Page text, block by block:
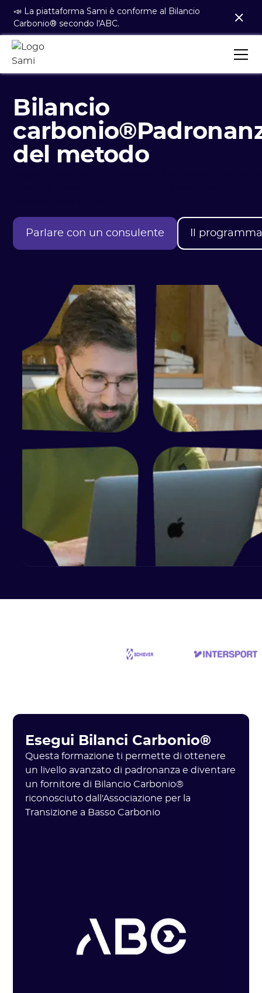
📣 La piattaforma Sami è conforme al Bilancio
Carbonio® secondo l'ABC.
Bilancio
del metodo
Parlare con un consulente Il
Esegui Bilanci Carbonio®
Questa formazione ti permette di ottenere
un livello avanzato di padronanza e diventare
un fornitore di Bilancio Carbonio®
riconosciuto dall'Associazione per la
Transizione a Basso Carbonio